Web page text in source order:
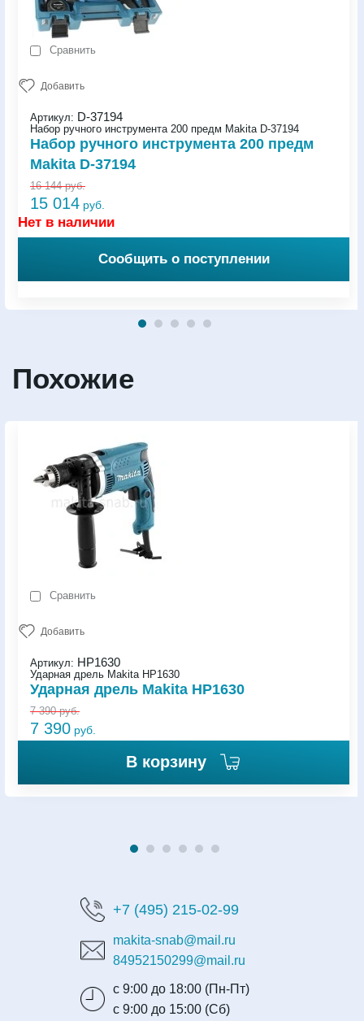
Сравнить
Добавить
Артикул: D-37194
Набор ручного инструмента 200 предм Makita D-37194
Набор ручного инструмента 200 предм
Makita D-37194
16 144руб.
15 014 руб.
Нет в наличии
Сообщить о поступлении
Похожие
Сравнить
Добавить
Артикул: HP1630
Ударная дрель Makita HP1630
Ударная дрель Makita HP1630
7 390руб.
7 390 руб.
В корзину
+7 (495) 215-02-99
makita-snab@mail.ru
84952150299@mail.ru
с 9:00 до 18:00 (Пн-Пт)
с 9:00 до 15:00 (Сб)